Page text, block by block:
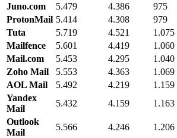
Juno.com
5.479 4.386 975
ProtonMail 5.414 4.308 979
Tuta
5.719 4.521 1.075
Mailfence
5.601 4.419 1.060
Mail.com
5.453 4.295 1.040
Zoho Mail
5.553 4.363 1.069
AOL Mail
5.492 4.219 1.159
Yandex
Mail
5.432 4.159 1.163
Outlook
Mail
5.566 4.246 1.206